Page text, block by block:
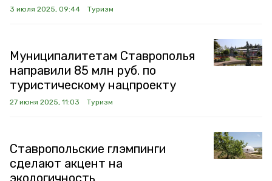
3 июля 2025, 09:44 Туризм
Муниципалитетам Ставрополья
направили 85 млн руб. по
туристическому нацпроекту
27 июня 2025, 11:03 Туризм
Ставропольские глэмпинги
сделают акцент на
экологичность